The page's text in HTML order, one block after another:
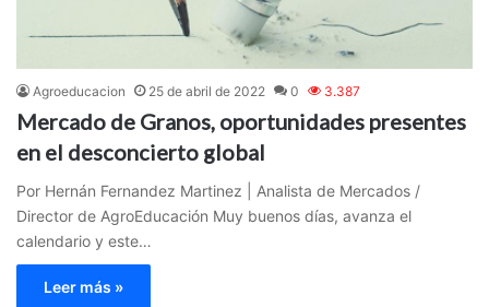
Agroeducacion 25 de abril de 2022 0 3.387
Mercado de Granos, oportunidades presentes
en el desconcierto global
Por Hernán Fernandez Martinez | Analista de Mercados /
Director de AgroEducación Muy buenos días, avanza el
calendario y este…
Leer más »